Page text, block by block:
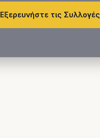
Εξερευνήστε τις Συλλογές